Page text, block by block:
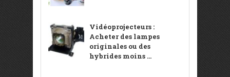
Vidéoprojecteurs :
Acheter des lampes
originales ou des
hybrides moins ...